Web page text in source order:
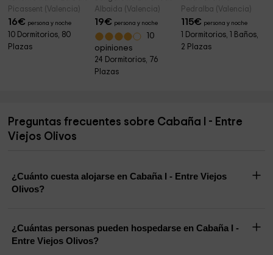
Picassent (Valencia)
16€ persona y noche
10 Dormitorios, 80
Plazas
Albaida (Valencia)
19€ persona y noche
10
opiniones
24 Dormitorios, 76
Plazas
Pedralba (Valencia)
115€ persona y noche
1 Dormitorios, 1 Baños,
2 Plazas
Preguntas frecuentes sobre Cabaña I - Entre
Viejos Olivos
¿Cuánto cuesta alojarse en Cabaña I - Entre Viejos
Olivos?
¿Cuántas personas pueden hospedarse en Cabaña I -
Entre Viejos Olivos?